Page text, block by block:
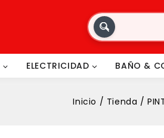
ELECTRICIDAD BAÑO &
Inicio / Tienda /